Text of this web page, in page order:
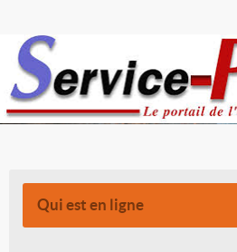
Qui est en ligne